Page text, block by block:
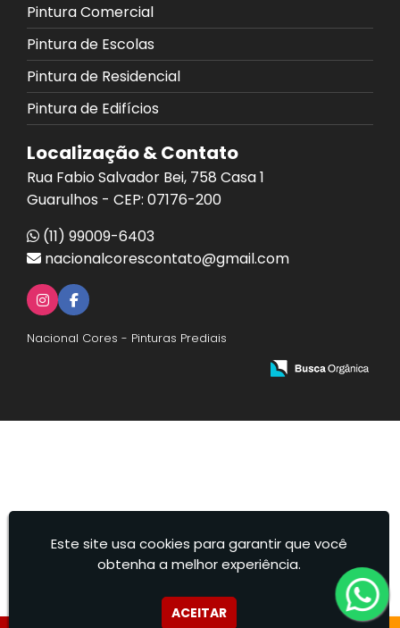
Pintura Comercial
Pintura de Escolas
Pintura de Residencial
Pintura de Edifícios
Localização & Contato
Rua Fabio Salvador Bei, 758 Casa 1
Guarulhos - CEP: 07176-200
(11) 99009-6403
nacionalcorescontato@gmail.com
Nacional Cores - Pinturas Prediais
Este site usa cookies para garantir que você
obtenha a melhor experiência.
ACEITAR